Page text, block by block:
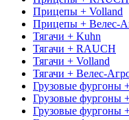
Прицепы + Volland
Прицепы + Велес-
Тягачи + Kuhn
Тягачи + RAUCH
Тягачи + Volland
Тягачи + Велес-
Грузовые фургоны
Грузовые фургоны
Грузовые фургоны